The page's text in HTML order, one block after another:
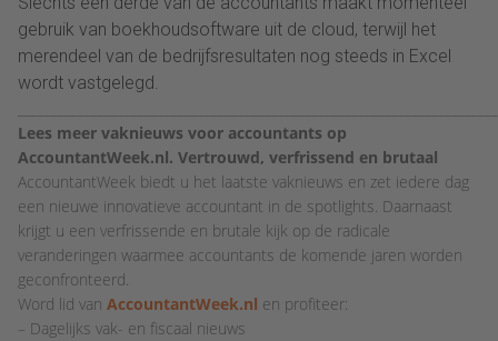
gebruik van boekhoudsoftware uit de cloud, terwijl het
merendeel van de bedrijfsresultaten nog steeds in Excel
wordt vastgelegd.
Lees meer vaknieuws voor accountants op
AccountantWeek.nl. Vertrouwd, verfrissend en brutaal
AccountantWeek biedt u het laatste vaknieuws en zet iedere dag
een nieuwe innovatieve accountant in de spotlights. Daarnaast
krijgt u een verfrissende en brutale kijk op de radicale
veranderingen waarmee accountants de komende jaren worden
geconfronteerd.
Word lid van AccountantWeek.nl en profiteer:
– Dagelijks vak- en fiscaal nieuws